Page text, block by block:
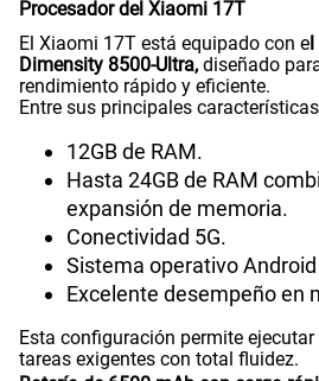
Procesador del Xiaomi 17T
El Xiaomi 17T está equipado con e
Dimensity 8500-Ultra, diseñado
rendimiento rápido y eficiente.
Entre sus principales
12GB de RAM.
Hasta 24GB de RAM
expansión de memoria.
Conectividad 5G.
Sistema operativo
Excelente desempeño en
Esta configuración permite
tareas exigentes con total fluidez.